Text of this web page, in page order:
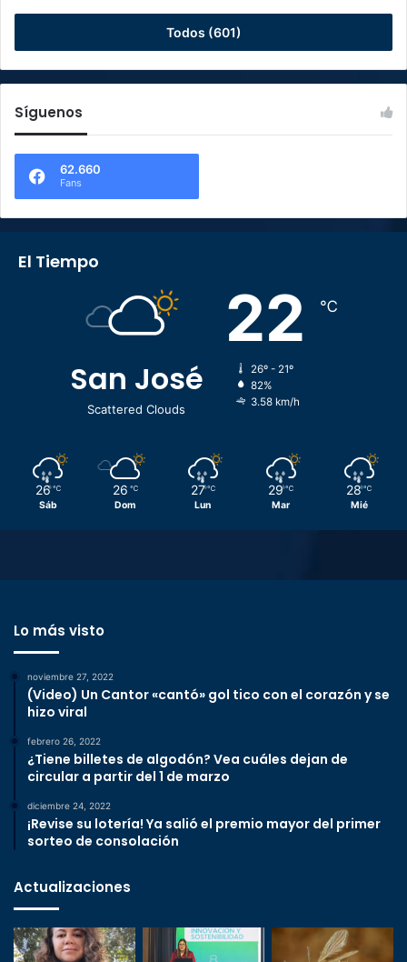
Todos (601)
Síguenos
62.660
Fans
El Tiempo
San José
Scattered Clouds
22 ℃
26º - 21º
82%
3.58 km/h
26 ℃
Sáb
26 ℃
Dom
27 ℃
Lun
29 ℃
Mar
28 ℃
Mié
Lo más visto
noviembre 27, 2022
(Video) Un Cantor «cantó» gol tico con el corazón y se
hizo viral
febrero 26, 2022
¿Tiene billetes de algodón? Vea cuáles dejan de
circular a partir del 1 de marzo
diciembre 24, 2022
¡Revise su lotería! Ya salió el premio mayor del primer
sorteo de consolación
Actualizaciones